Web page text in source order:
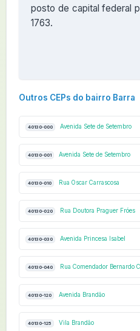
posto de capital federal
1763.
Outros CEPs do bairro Barra
40130-000 Avenida Sete de Setembro
40130-001 Avenida Sete de Setembro
40130-010 Rua Oscar Carrascosa
40130-020 Rua Doutora Praguer Fróes
40130-030 Avenida Princesa Isabel
40130-040 Rua Comendador Bernardo
40130-120 Avenida Brandão
40130-125 Vila Brandão